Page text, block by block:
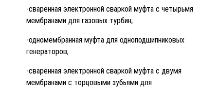
-сваренная электронной сваркой муфта с четырьмя
мембранами для газовых турбин;
-одномембранная муфта для одноподшипниковых
генераторов;
-сваренная электронной сваркой муфта с двумя
мембранами с торцовыми зубьями для